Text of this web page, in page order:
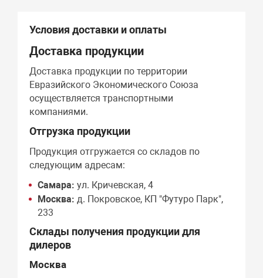
Условия доставки и оплаты
Доставка продукции
Доставка продукции по территории
Евразийского Экономического Союза
осуществляется транспортными
компаниями.
Отгрузка продукции
Продукция отгружается со складов по
следующим адресам:
Самара: ул. Кричевская, 4
Москва: д. Покровское, КП "Футуро Парк",
233
Склады получения продукции для
дилеров
Москва